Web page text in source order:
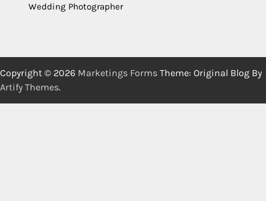
Wedding Photographer
Copyright © 2026 Marketings Forms Theme: Original Blog By
Artify Themes.